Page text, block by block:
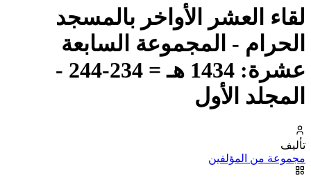
لقاء العشر الأواخر بالمسجد
الحرام - المجموعة السابعة
عشرة: 1434 هـ = 234-244 -
المجلد الأول
تأليف
مجموعة من المؤلفين